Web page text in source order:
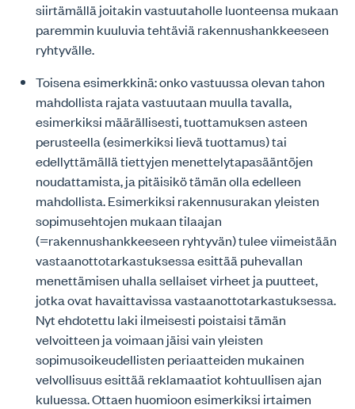
siirtämällä joitakin vastuutaholle luonteensa mukaan
paremmin kuuluvia tehtäviä rakennushankkeeseen
ryhtyvälle.
Toisena esimerkkinä: onko vastuussa olevan tahon
mahdollista rajata vastuutaan muulla tavalla,
esimerkiksi määrällisesti, tuottamuksen asteen
perusteella (esimerkiksi lievä tuottamus) tai
edellyttämällä tiettyjen menettelytapasääntöjen
noudattamista, ja pitäisikö tämän olla edelleen
mahdollista. Esimerkiksi rakennusurakan yleisten
sopimusehtojen mukaan tilaajan
(=rakennushankkeeseen ryhtyvän) tulee viimeistään
vastaanottotarkastuksessa esittää puhevallan
menettämisen uhalla sellaiset virheet ja puutteet,
jotka ovat havaittavissa vastaanottotarkastuksessa.
Nyt ehdotettu laki ilmeisesti poistaisi tämän
velvoitteen ja voimaan jäisi vain yleisten
sopimusoikeudellisten periaatteiden mukainen
velvollisuus esittää reklamaatiot kohtuullisen ajan
kuluessa. Ottaen huomioon esimerkiksi irtaimen